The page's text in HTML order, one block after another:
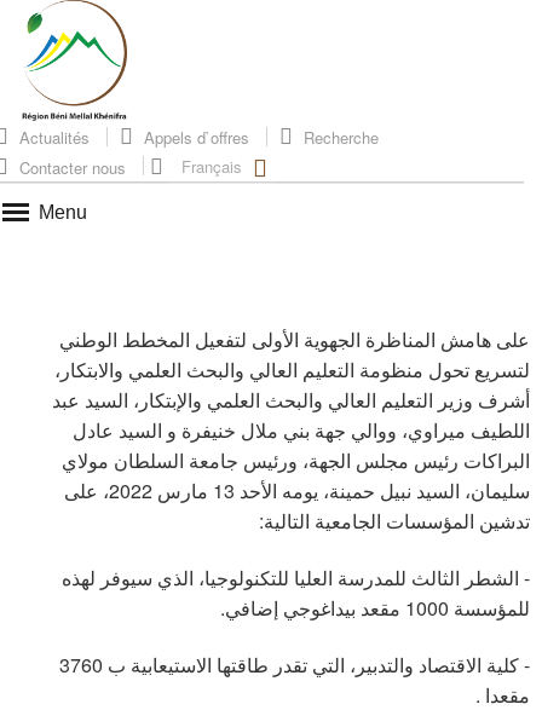
Actualités Appels d`offres
Recherche
Contacter nous
Français
Menu
على هامش المناظرة الجهوية الأولى لتفعيل المخطط الوطني
لتسريع تحول منظومة التعليم العالي والبحث العلمي والابتكار،
أشرف وزير التعليم العالي والبحث العلمي والإبتكار، السيد عبد
اللطيف ميراوي، ووالي جهة بني ملال خنيفرة و السيد عادل
البراكات رئيس مجلس الجهة، ورئيس جامعة السلطان مولاي
سليمان، السيد نبيل حمينة، يومه الأحد 13 مارس 2022، على
تدشين المؤسسات الجامعية التالية:
- الشطر الثالث للمدرسة العليا للتكنولوجيا، الذي سيوفر لهذه
للمؤسسة 1000 مقعد بيداغوجي إضافي.
- كلية الاقتصاد والتدبير، التي تقدر طاقتها الاستيعابية ب 3760
مقعدا .